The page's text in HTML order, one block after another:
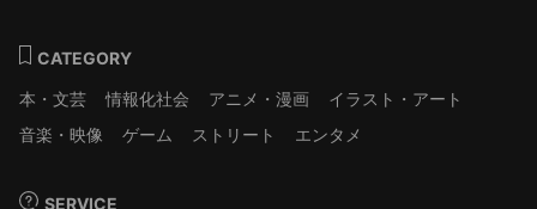
CATEGORY
本・文芸
情報化社会 アニメ・漫画
イラスト・アート
音楽・映像
ゲーム ストリート エンタメ
SERVICE